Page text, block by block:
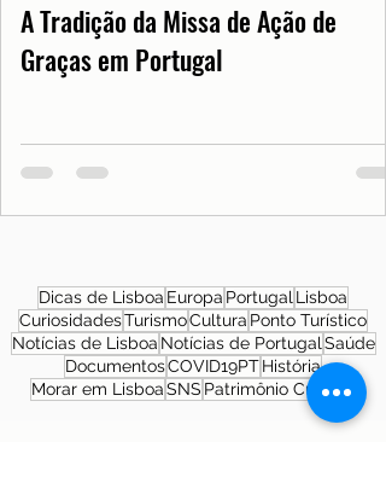
A Tradição da Missa de Ação de
Graças em Portugal
Dicas de Lisboa Europa Portugal Lisboa
CuriosidadesTurismoCultura Ponto Turístico
Notícias de Lisboa Notícias de Portugal Saúde
DocumentosCOVID19PTHistória
Morar em LisboaSNS Patrimônio Cultural